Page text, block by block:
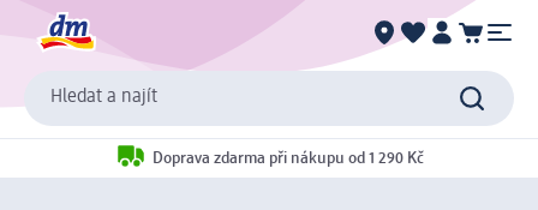
Hledat a najít
Doprava zdarma při nákupu od 1 290 Kč